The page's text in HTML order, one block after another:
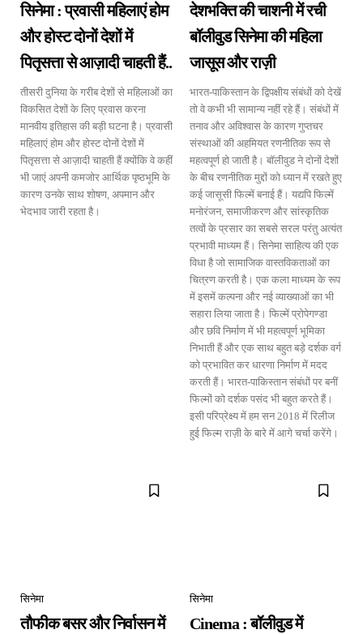
सिनेमा : प्रवासी महिलाएं होम
और होस्ट दोनों देशों में
पितृसत्ता से आज़ादी चाहती हैं..
तीसरी दुनिया के गरीब देशों से महिलाओं का
विकसित देशों के लिए प्रवास करना
मानवीय इतिहास की बड़ी घटना है। प्रवासी
महिलाएं होम और होस्ट दोनों देशों में
पितृसत्ता से आज़ादी चाहती हैं क्योंकि वे कहीं
भी जाएं अपनी कमजोर आर्थिक पृष्ठभूमि के
कारण उनके साथ शोषण, अपमान और
भेदभाव जारी रहता है।
देशभक्ति की चाशनी में रची
बॉलीवुड सिनेमा की महिला
जासूस और राज़ी
भारत-पाकिस्तान के द्विपक्षीय संबंधों को देखें
तो वे कभी भी सामान्य नहीं रहे हैं। संबंधों में
तनाव और अविश्वास के कारण गुप्तचर
संस्थाओं की अहमियत रणनीतिक रूप से
महत्वपूर्ण हो जाती है। बॉलीवुड ने दोनों देशों
के बीच रणनीतिक मुद्दों को ध्यान में रखते हुए
कई जासूसी फिल्में बनाई हैं। यद्यपि फिल्में
मनोरंजन, समाजीकरण और सांस्कृतिक
तत्वों के प्रसार का सबसे सरल परंतु अत्यंत
प्रभावी माध्यम हैं। सिनेमा साहित्य की एक
विधा है जो सामाजिक वास्तविकताओं का
चित्रण करती है। एक कला माध्यम के रूप
में इसमें कल्पना और नई व्याख्याओं का भी
सहारा लिया जाता है। फिल्में प्रोपेगण्डा
और छवि निर्माण में भी महत्वपूर्ण भूमिका
निभाती हैं और एक साथ बहुत बड़े दर्शक वर्ग
को प्रभावित कर धारणा निर्माण में मदद
करती हैं। भारत-पाकिस्तान संबंधों पर बनीं
फिल्मों को दर्शक पसंद भी बहुत करते हैं।
इसी परिप्रेक्ष्य में हम सन 2018 में रिलीज
हुई फिल्म राज़ी के बारे में आगे चर्चा करेंगे।
सिनेमा
तौफीक बसर और निर्वासन में
सिनेमा
Cinema : बॉलीवुड में